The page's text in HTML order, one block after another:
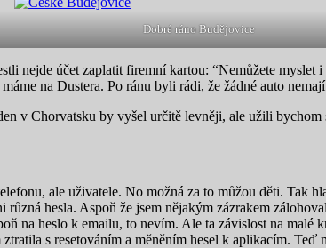
Dobré ráno Budějovice
nejde účet zaplatit firemní kartou: “Nemůžete
na Dustera. Po ránu byli rádi, že žádné auto
v Chorvatsku by vyšel určitě levněji, ale užili bychom
ale uživatele. No možná za to můžou děti. Tak
hesla. Aspoň že jsem nějakým zázrakem
na heslo k emailu, to nevím. Ale ta závislost na
s resetováním a měněním hesel k aplikacím. Teď